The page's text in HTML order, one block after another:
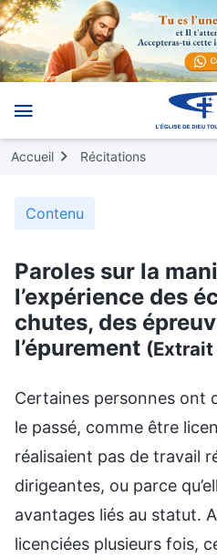
Accueil Récitations
Contenu
Paroles sur la
l’expérience des
chutes, des
l’épurement
Certaines personnes ont
le passé, comme être
réalisaient pas de travail
dirigeantes, ou parce
avantages liés au statut.
licenciées plusieurs fois,